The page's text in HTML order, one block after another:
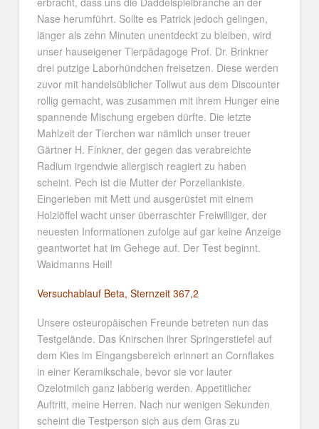
Nase herumführt. Sollte es Patrick jedoch gelingen,
länger als zehn Minuten unentdeckt zu bleiben, wird
unser hauseigener Tierpädagoge Prof. Dr. Brinkner
drei putzige Laborhündchen freisetzen. Diese werden
zuvor mit handelsüblicher Tollwut aus dem Discounter
rollig gemacht, was zusammen mit ihrem Hunger eine
spannende Mischung ergeben dürfte. Die letzte
Mahlzeit der Tierchen war nämlich unser treuer
Gärtner H. Finkner, der gegen das verabreichte
Radium irgendwie allergisch reagiert zu haben
scheint. Pech ist die Mutter der Porzellankiste.
Eingerieben mit Mett und ausgerüstet mit einem
Holzlöffel wacht unser überraschter Freiwilliger, der
neuesten Informationen zufolge auf gar keine Anzeige
geantwortet hat im Gehege auf. Der Test beginnt.
Waidmanns Heil!
Versuchablauf Beta, Sternzeit 367,2
Unsere osteuropäischen Freunde betreten nun das
Testgelände. Das Knirschen ihrer Springerstiefel auf
dem Kies im Eingangsbereich erinnert an Cornflakes
in einer Keramikschale, bevor sie vor lauter
Ozelotmilch ganz labberig werden. Appetitlicher
Auftritt, meine Herren. Nach nur wenigen Sekunden
scheint die Testperson sich aus dem Gras zu